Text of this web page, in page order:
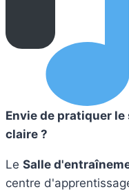
Envie de pratiquer
claire ?
Le Salle
centre